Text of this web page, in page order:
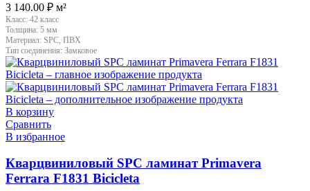
3 140.00 ₽ м²
Класс: 42 класс
Толщина: 5 мм
Материал: SPC, ПВХ
Тип соединения: Замковое
В корзину
Сравнить
В избранное
Кварцвиниловый SPC ламинат Primavera
Ferrara F1831 Bicicleta